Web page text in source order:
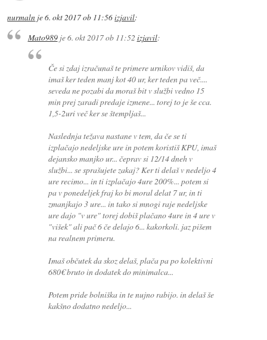
nurmaln je6. okt 2017 ob 11:56izjavil:
Mato989je6. okt 2017 ob 11:52 izjavil:
Če si zdaj izračunaš te primere urnikov vidiš, da
imaš ker teden manj kot 40 ur, ker teden pa več....
seveda ne pozabi da moraš bit v službi vedno 15
min prej zaradi predaje izmene... torej to je še cca.
1,5-2uri več ker se štempljaš...
Naslednja težava nastane v tem, da če se ti
izplačajo nedeljske ure in potem koristiš KPU, imaš
dejansko manjko ur... čeprav si 12/14 dneh v
službi... se sprašujete zakaj? Ker ti delaš v nedeljo 4
ure recimo... in ti izplačajo 4ure 200%... potem si
pa v ponedeljek fraj ko bi moral delat 7 ur, in ti
zmanjkajo 3 ure... in tako si mnogi raje nedeljske
ure dajo "v ure" torej dobiš plačano 4ure in 4 ure v
"višek" ali pač 6 če delajo 6... kakorkoli. jaz pišem
na realnem primeru.
Imaš občutek da skoz delaš, plača pa po kolektivni
680€ bruto in dodatek do minimalca...
Potem pride bolniška in te nujno rabijo. in delaš še
kakšno dodatno nedeljo...